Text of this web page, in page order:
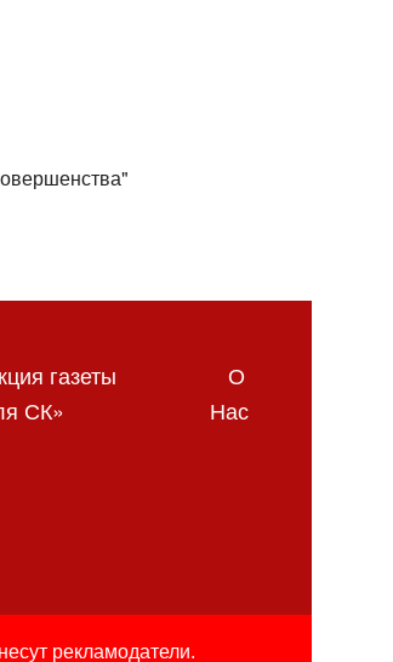
газеты
СК»
О
Нас
рекламодатели.